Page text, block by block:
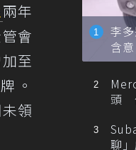
兩年
會
至
。
領
李
含
忙
頭
聊